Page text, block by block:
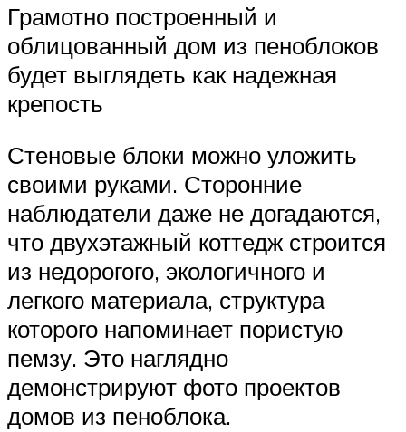
Грамотно построенный и
облицованный дом из пеноблоков
будет выглядеть как надежная
крепость
Стеновые блоки можно уложить
своими руками. Сторонние
наблюдатели даже не догадаются,
что двухэтажный коттедж строится
из недорогого, экологичного и
легкого материала, структура
которого напоминает пористую
пемзу. Это наглядно
демонстрируют фото проектов
домов из пеноблока.